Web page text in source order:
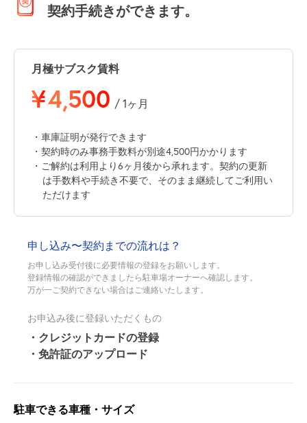
契約手続きができます。
月極サブスク賃料
¥4,500 / 1ヶ月
・車庫証明が発行できます
・契約時のみ事務手数料が別途4,500円かかります
・ご解約は利用より6ヶ月後から承れます。契約の更新
は手数料や手続き不要で、そのまま継続してご利用い
ただけます
申し込み〜契約までの流れは？
お申し込み受付後に必要情報の登録をお願いします。
登録情報の確認ができましたら駐車場オーナーへ確認します。
万が一ご契約できない場合はご連絡いたします。
お申込み後に登録いただくもの
・クレジットカードの登録
・免許証のアップロード
駐車できる車種・サイズ